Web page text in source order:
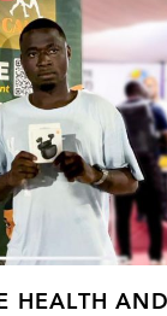
HEALTH